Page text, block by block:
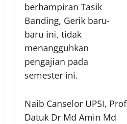
berhampiran Tasik
Banding, Gerik baru-
baru ini, tidak
menangguhkan
pengajian pada
semester ini.
Naib Canselor UPSI, Prof
Datuk Dr Md Amin Md